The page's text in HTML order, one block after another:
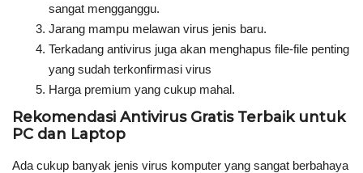
sangat mengganggu.
Jarang mampu melawan virus jenis baru.
Terkadang antivirus juga akan menghapus file-file penting
yang sudah terkonfirmasi virus
Harga premium yang cukup mahal.
Rekomendasi Antivirus Gratis Terbaik untuk
PC dan Laptop
Ada cukup banyak jenis virus komputer yang sangat berbahaya